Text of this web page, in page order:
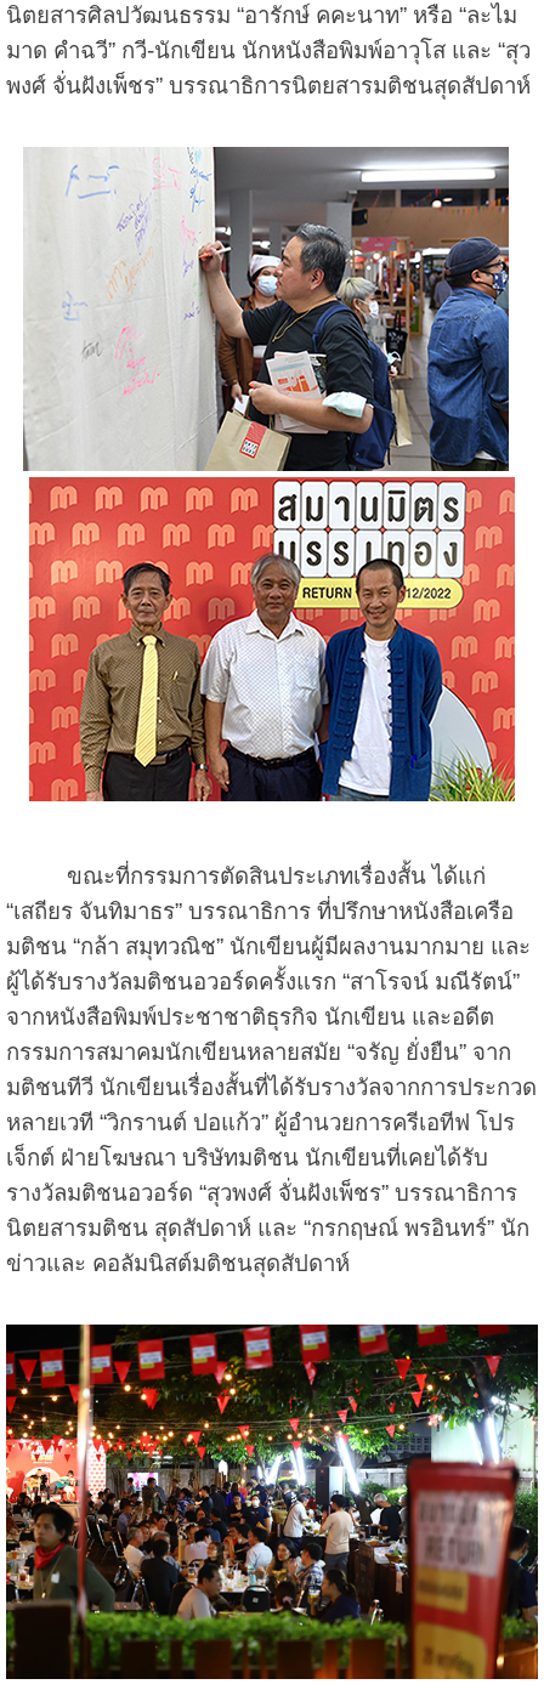
นิตยสารศิลปวัฒนธรรม “อารักษ์ คคะนาท” หรือ “ละไม
มาด คำฉวี” กวี-นักเขียน นักหนังสือพิมพ์อาวุโส และ “สุว
พงศ์ จั่นฝังเพ็ชร” บรรณาธิการนิตยสารมติชนสุดสัปดาห์
ขณะที่กรรมการตัดสินประเภทเรื่องสั้น ได้แก่
“เสถียร จันทิมาธร” บรรณาธิการ ที่ปรึกษาหนังสือเครือ
มติชน “กล้า สมุทวณิช” นักเขียนผู้มีผลงานมากมาย และ
ผู้ได้รับรางวัลมติชนอวอร์ดครั้งแรก “สาโรจน์ มณีรัตน์”
จากหนังสือพิมพ์ประชาชาติธุรกิจ นักเขียน และอดีต
กรรมการสมาคมนักเขียนหลายสมัย “จรัญ ยั่งยืน” จาก
มติชนทีวี นักเขียนเรื่องสั้นที่ได้รับรางวัลจากการประกวด
หลายเวที “วิกรานต์ ปอแก้ว” ผู้อำนวยการครีเอทีฟ โปร
เจ็กต์ ฝ่ายโฆษณา บริษัทมติชน นักเขียนที่เคยได้รับ
รางวัลมติชนอวอร์ด “สุวพงศ์ จั่นฝังเพ็ชร” บรรณาธิการ
นิตยสารมติชน สุดสัปดาห์ และ “กรกฤษณ์ พรอินทร์” นัก
ข่าวและ คอลัมนิสต์มติชนสุดสัปดาห์